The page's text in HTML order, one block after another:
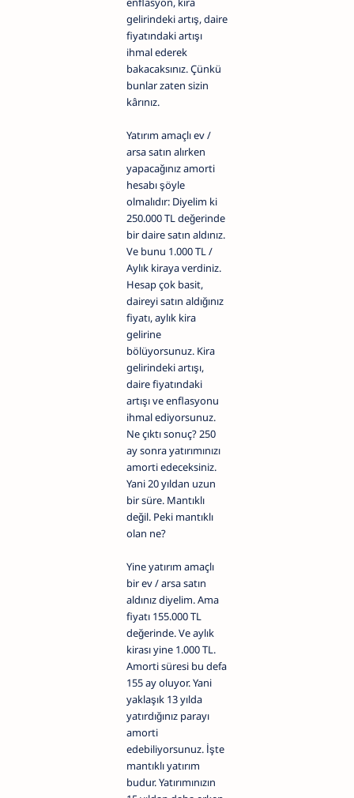
gelirindeki artış, daire
fiyatındaki artışı
ihmal ederek
bakacaksınız. Çünkü
bunlar zaten sizin
kârınız.
Yatırım amaçlı ev /
arsa satın alırken
yapacağınız amorti
hesabı şöyle
olmalıdır: Diyelim ki
250.000 TL değerinde
bir daire satın aldınız.
Ve bunu 1.000 TL /
Aylık kiraya verdiniz.
Hesap çok basit,
daireyi satın aldığınız
fiyatı, aylık kira
gelirine
bölüyorsunuz. Kira
gelirindeki artışı,
daire fiyatındaki
artışı ve enflasyonu
ihmal ediyorsunuz.
Ne çıktı sonuç? 250
ay sonra yatırımınızı
amorti edeceksiniz.
Yani 20 yıldan uzun
bir süre. Mantıklı
değil. Peki mantıklı
olan ne?
Yine yatırım amaçlı
bir ev / arsa satın
aldınız diyelim. Ama
fiyatı 155.000 TL
değerinde. Ve aylık
kirası yine 1.000 TL.
Amorti süresi bu defa
155 ay oluyor. Yani
yaklaşık 13 yılda
yatırdığınız parayı
amorti
edebiliyorsunuz. İşte
mantıklı yatırım
budur. Yatırımınızın